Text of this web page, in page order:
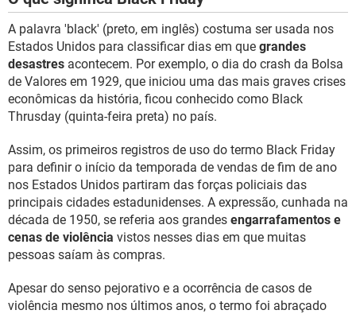
A palavra 'black' (preto, em inglês) costuma ser usada nos
Estados Unidos para classificar dias em que grandes
desastres acontecem. Por exemplo, o dia do crash da Bolsa
de Valores em 1929, que iniciou uma das mais graves crises
econômicas da história, ficou conhecido como Black
Thrusday (quinta-feira preta) no país.
Assim, os primeiros registros de uso do termo Black Friday
para definir o início da temporada de vendas de fim de ano
nos Estados Unidos partiram das forças policiais das
principais cidades estadunidenses. A expressão, cunhada na
década de 1950, se referia aos grandes engarrafamentos e
cenas de violência vistos nesses dias em que muitas
pessoas saíam às compras.
Apesar do senso pejorativo e a ocorrência de casos de
violência mesmo nos últimos anos, o termo foi abraçado